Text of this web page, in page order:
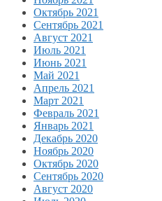
Октябрь 2021
Сентябрь 2021
Август 2021
Июль 2021
Июнь 2021
Май 2021
Апрель 2021
Март 2021
Февраль 2021
Январь 2021
Декабрь 2020
Ноябрь 2020
Октябрь 2020
Сентябрь 2020
Август 2020